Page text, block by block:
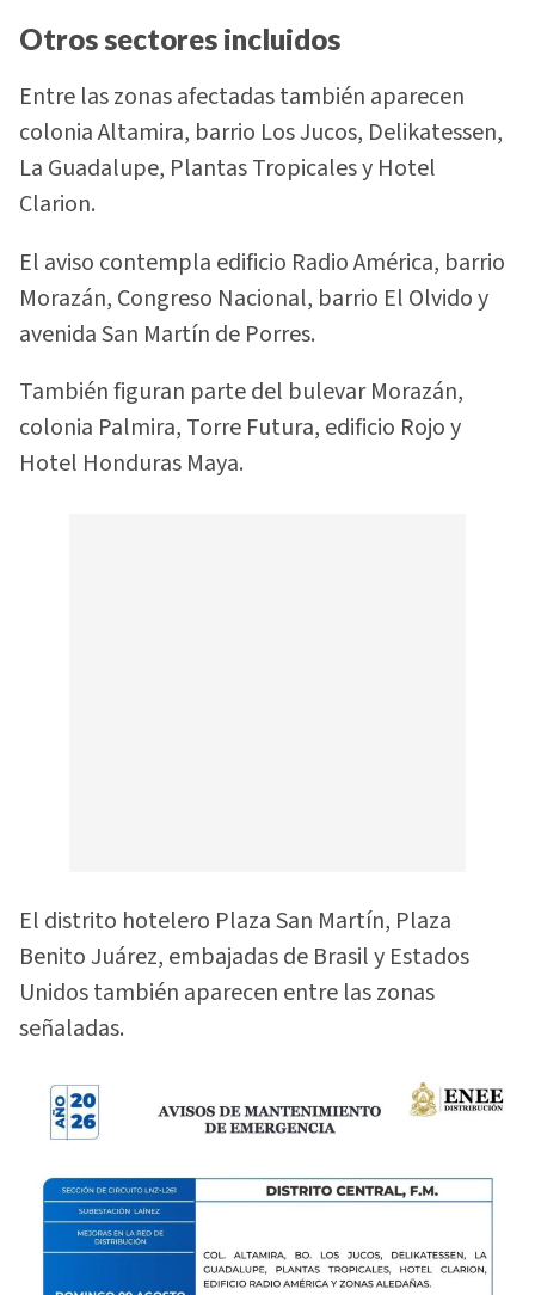
Otros sectores incluidos
Entre las zonas afectadas también aparecen
colonia Altamira, barrio Los Jucos, Delikatessen,
La Guadalupe, Plantas Tropicales y Hotel
Clarion.
El aviso contempla edificio Radio América, barrio
Morazán, Congreso Nacional, barrio El Olvido y
avenida San Martín de Porres.
También figuran parte del bulevar Morazán,
colonia Palmira, Torre Futura, edificio Rojo y
Hotel Honduras Maya.
El distrito hotelero Plaza San Martín, Plaza
Benito Juárez, embajadas de Brasil y Estados
Unidos también aparecen entre las zonas
señaladas.